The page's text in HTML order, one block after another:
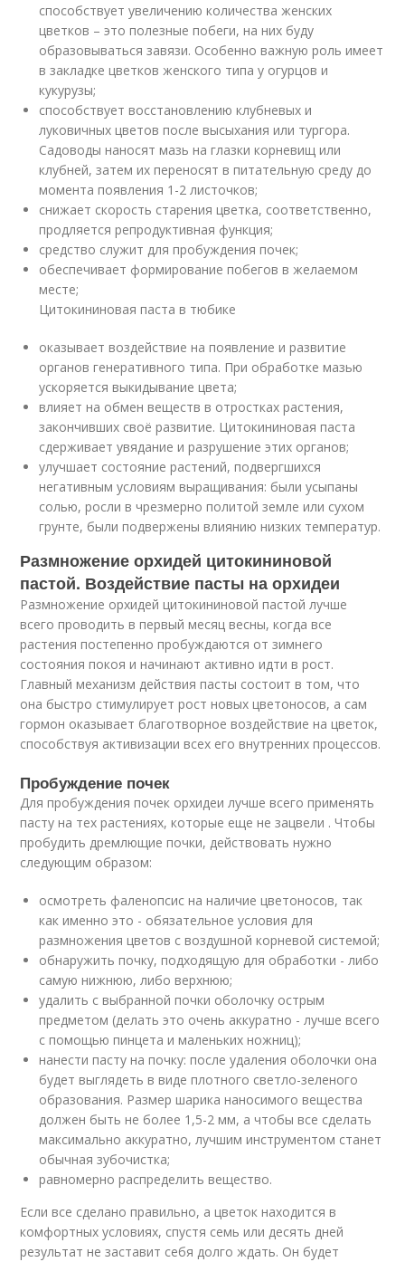
способствует увеличению количества женских
цветков – это полезные побеги, на них буду
образовываться завязи. Особенно важную роль имеет
в закладке цветков женского типа у огурцов и
кукурузы;
способствует восстановлению клубневых и
луковичных цветов после высыхания или тургора.
Садоводы наносят мазь на глазки корневищ или
клубней, затем их переносят в питательную среду до
момента появления 1-2 листочков;
снижает скорость старения цветка, соответственно,
продляется репродуктивная функция;
средство служит для пробуждения почек;
обеспечивает формирование побегов в желаемом
месте;
Цитокининовая паста в тюбике
оказывает воздействие на появление и развитие
органов генеративного типа. При обработке мазью
ускоряется выкидывание цвета;
влияет на обмен веществ в отростках растения,
закончивших своё развитие. Цитокининовая паста
сдерживает увядание и разрушение этих органов;
улучшает состояние растений, подвергшихся
негативным условиям выращивания: были усыпаны
солью, росли в чрезмерно политой земле или сухом
грунте, были подвержены влиянию низких температур.
Размножение орхидей цитокининовой
пастой. Воздействие пасты на орхидеи
Размножение орхидей цитокининовой пастой лучше
всего проводить в первый месяц весны, когда все
растения постепенно пробуждаются от зимнего
состояния покоя и начинают активно идти в рост.
Главный механизм действия пасты состоит в том, что
она быстро стимулирует рост новых цветоносов, а сам
гормон оказывает благотворное воздействие на цветок,
способствуя активизации всех его внутренних процессов.
Пробуждение почек
Для пробуждения почек орхидеи лучше всего применять
пасту на тех растениях, которые еще не зацвели . Чтобы
пробудить дремлющие почки, действовать нужно
следующим образом:
осмотреть фаленопсис на наличие цветоносов, так
как именно это - обязательное условия для
размножения цветов с воздушной корневой системой;
обнаружить почку, подходящую для обработки - либо
самую нижнюю, либо верхнюю;
удалить с выбранной почки оболочку острым
предметом (делать это очень аккуратно - лучше всего
с помощью пинцета и маленьких ножниц);
нанести пасту на почку: после удаления оболочки она
будет выглядеть в виде плотного светло-зеленого
образования. Размер шарика наносимого вещества
должен быть не более 1,5-2 мм, а чтобы все сделать
максимально аккуратно, лучшим инструментом станет
обычная зубочистка;
равномерно распределить вещество.
Если все сделано правильно, а цветок находится в
комфортных условиях, спустя семь или десять дней
результат не заставит себя долго ждать. Он будет